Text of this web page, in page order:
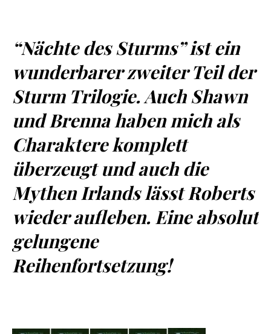
“Nächte des Sturms” ist ein
wunderbarer zweiter Teil der
Sturm Trilogie. Auch Shawn
und Brenna haben mich als
Charaktere komplett
überzeugt und auch die
Mythen Irlands lässt Roberts
wieder aufleben. Eine absolut
gelungene
Reihenfortsetzung!